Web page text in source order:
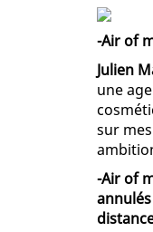
-Air of
Julien
une
sur
-Air of